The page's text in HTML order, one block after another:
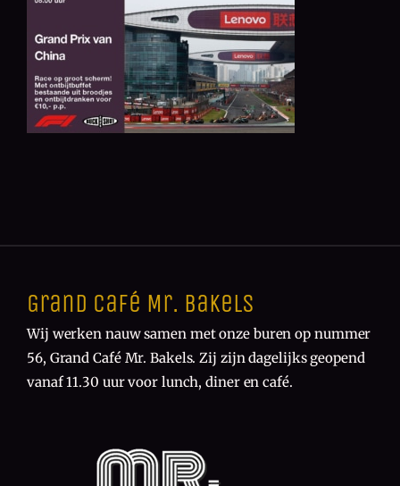
Grand Café Mr. Bakels
Wij werken nauw samen met onze buren op nummer
56, Grand Café Mr. Bakels. Zij zijn dagelijks geopend
vanaf 11.30 uur voor lunch, diner en café.